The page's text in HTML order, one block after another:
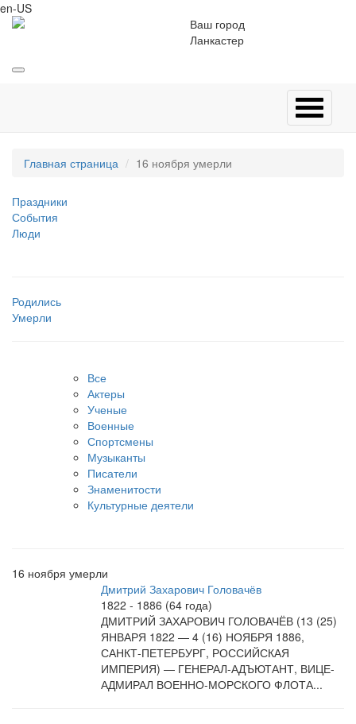
en-US
Ваш город
Ланкастер
Главная страница 16 ноября умерли
Праздники
События
Люди
Родились
Умерли
Все
Актеры
Ученые
Военные
Спортсмены
Музыканты
Писатели
Знаменитости
Культурные деятели
16 ноября умерли
Дмитрий Захарович Головачёв
1822 - 1886 (64 года)
ДМИТРИЙ ЗАХАРОВИЧ ГОЛОВАЧЁВ (13 (25)
ЯНВАРЯ 1822 — 4 (16) НОЯБРЯ 1886,
САНКТ-ПЕТЕРБУРГ, РОССИЙСКАЯ
ИМПЕРИЯ) — ГЕНЕРАЛ-АДЪЮТАНТ, ВИЦЕ-
АДМИРАЛ ВОЕННО-МОРСКОГО ФЛОТА...